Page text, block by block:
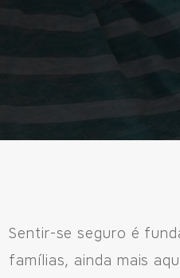
Sentir-se seguro é
famílias, ainda mais